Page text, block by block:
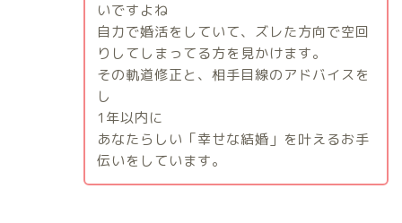
いですよね
自力で婚活をしていて、ズレた方向で空回
りしてしまってる方を見かけます。
その軌道修正と、相手目線のアドバイスを
し
1 年以内に
あなたらしい「幸せな結婚」を叶えるお手
伝いをしています。